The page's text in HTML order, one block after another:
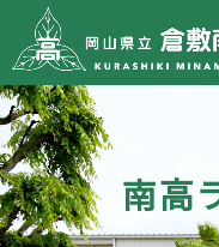
南高